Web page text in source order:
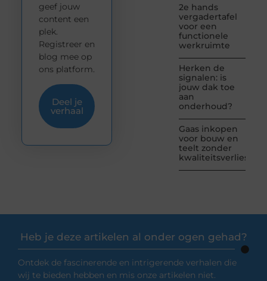
2e hands
vergadertafel
voor een
functionele
werkruimte
Herken de
signalen: is
jouw dak toe
aan
onderhoud?
Gaas inkopen
voor bouw en
teelt zonder
kwaliteitsverlies
geef jouw
content een
plek.
Registreer en
blog mee op
ons platform.
Deel je
verhaal
Heb je deze artikelen al onder ogen gehad?
Ontdek de fascinerende en intrigerende verhalen die
wij te bieden hebben en mis onze artikelen niet.